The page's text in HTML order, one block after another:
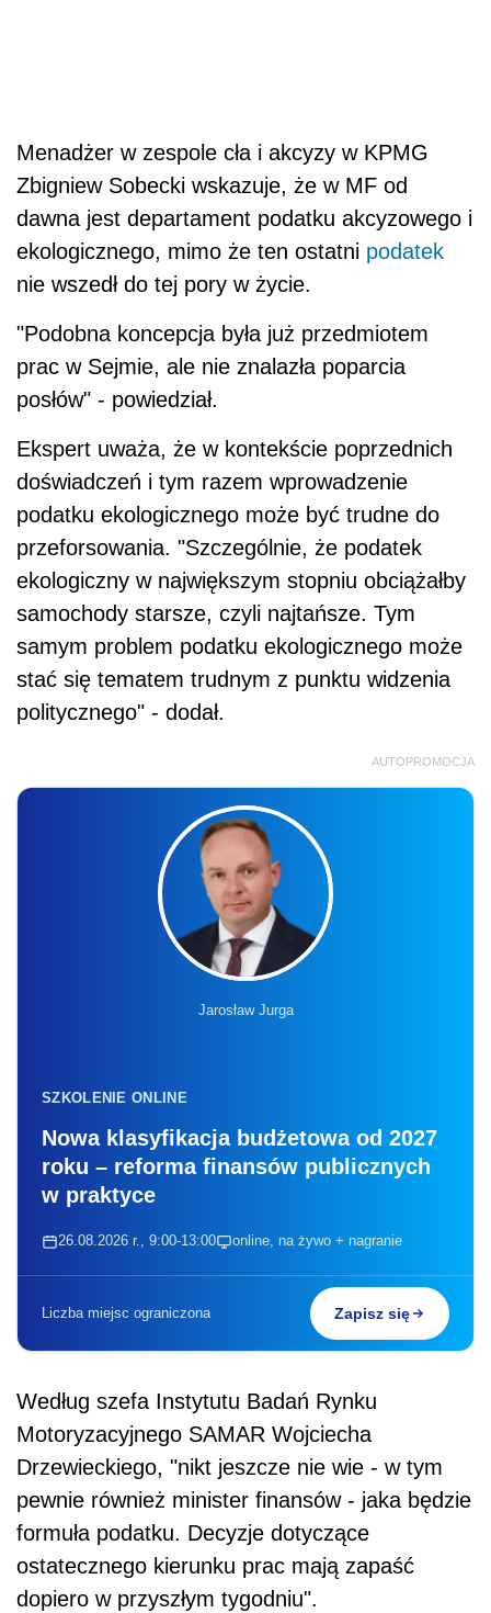
Menadżer w zespole cła i akcyzy w KPMG
Zbigniew Sobecki wskazuje, że w MF od
dawna jest departament podatku akcyzowego i
ekologicznego, mimo że ten ostatni podatek
nie wszedł do tej pory w życie.
"Podobna koncepcja była już przedmiotem
prac w Sejmie, ale nie znalazła poparcia
posłów" - powiedział.
Ekspert uważa, że w kontekście poprzednich
doświadczeń i tym razem wprowadzenie
podatku ekologicznego może być trudne do
przeforsowania. "Szczególnie, że podatek
ekologiczny w największym stopniu obciążałby
samochody starsze, czyli najtańsze. Tym
samym problem podatku ekologicznego może
stać się tematem trudnym z punktu widzenia
politycznego" - dodał.
AUTOPROMOCJA
Jarosław Jurga
SZKOLENIE ONLINE
Nowa klasyfikacja budżetowa od 2027
roku – reforma finansów publicznych
w praktyce
26.08.2026 r., 9:00-13:00 online, na żywo + nagranie
Liczba miejsc ograniczona Zapisz się
Według szefa Instytutu Badań Rynku
Motoryzacyjnego SAMAR Wojciecha
Drzewieckiego, "nikt jeszcze nie wie - w tym
pewnie również minister finansów - jaka będzie
formuła podatku. Decyzje dotyczące
ostatecznego kierunku prac mają zapaść
dopiero w przyszłym tygodniu".